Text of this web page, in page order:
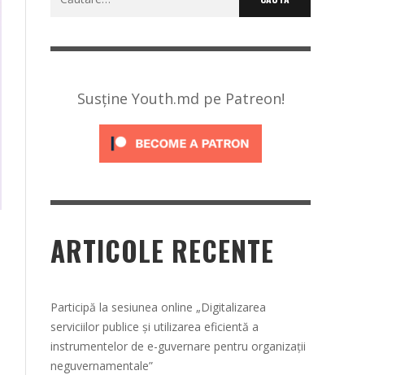
Susține Youth.md pe Patreon!
ARTICOLE RECENTE
Participă la sesiunea online „Digitalizarea
serviciilor publice și utilizarea eficientă a
instrumentelor de e-guvernare pentru organizații
neguvernamentale”